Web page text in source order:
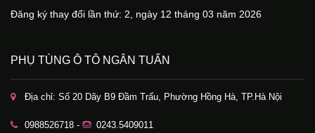
Đăng ký thay đổi lần thứ: 2, ngày 12 tháng 03 năm 2026
PHỤ TÙNG Ô TÔ NGÂN TUẤN
Địa chỉ: Số 20 Dãy B9 Đầm Trấu, Phường Hồng Hà, TP.Hà Nội
0988526718 - 0243.5409011